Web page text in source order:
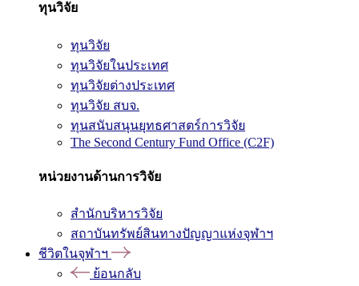
ทุนวิจัย
ทุนวิจัย
ทุนวิจัยในประเทศ
ทุนวิจัยต่างประเทศ
ทุนวิจัย สบจ.
ทุนสนับสนุนยุทธศาสตร์การวิจัย
The Second Century Fund Office (C2F)
หน่วยงานด้านการวิจัย
สำนักบริหารวิจัย
สถาบันทรัพย์สินทางปัญญาแห่งจุฬาฯ
ชีวิตในจุฬาฯ
ย้อนกลับ